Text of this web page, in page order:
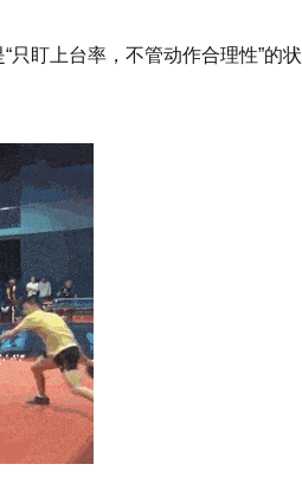
盯上台率，不管动作合理性”的状